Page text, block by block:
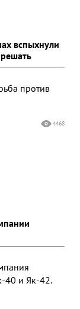
вспыхнули
против
4468
40 и Як-42.